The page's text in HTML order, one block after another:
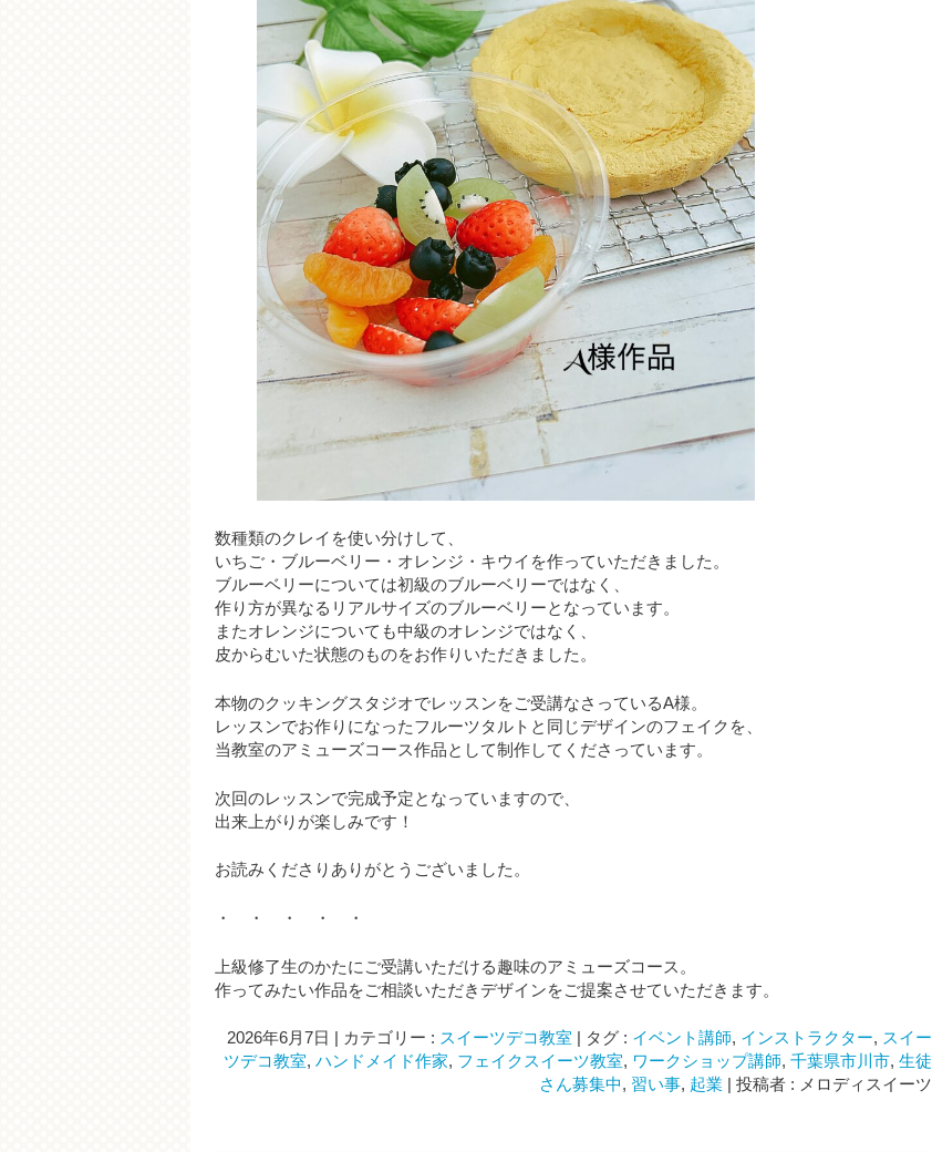
数種類のクレイを使い分けして、
いちご・ブルーベリー・オレンジ・キウイを作っていただきました。
ブルーベリーについては初級のブルーベリーではなく、
作り方が異なるリアルサイズのブルーベリーとなっています。
またオレンジについても中級のオレンジではなく、
皮からむいた状態のものをお作りいただきました。
本物のクッキングスタジオでレッスンをご受講なさっているA様。
レッスンでお作りになったフルーツタルトと同じデザインのフェイクを、
当教室のアミューズコース作品として制作してくださっています。
次回のレッスンで完成予定となっていますので、
出来上がりが楽しみです！
お読みくださりありがとうございました。
・ ・ ・ ・ ・
上級修了生のかたにご受講いただける趣味のアミューズコース。
作ってみたい作品をご相談いただきデザインをご提案させていただきます。
2026年6月7日 | カテゴリー : スイーツデコ教室 | タグ : イベント講師, インストラクター, スイー
ツデコ教室, ハンドメイド作家, フェイクスイーツ教室, ワークショップ講師, 千葉県市川市, 生徒
さん募集中, 習い事, 起業 | 投稿者 : メロディスイーツ